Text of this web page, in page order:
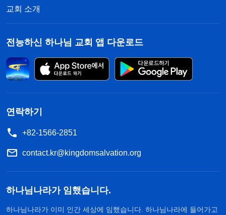
교회 소개
전능하신 하나님 교회 앱 다운로드
연락하기
+82-1566-2851
contact.kr@kingdomsalvation.org
하나님나라가 임했습니다.
하나님나라가 이미 인간 세상에 임했습니다. 하나님나라에 들어가고